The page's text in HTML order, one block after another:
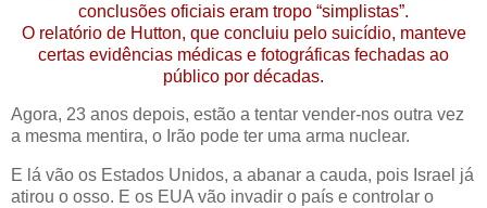
conclusões oficiais eram tropo “simplistas”.
O relatório de Hutton, que concluiu pelo suicídio, manteve
certas evidências médicas e fotográficas fechadas ao
público por décadas.
Agora, 23 anos depois, estão a tentar vender-nos outra vez
a mesma mentira, o Irão pode ter uma arma nuclear.
E lá vão os Estados Unidos, a abanar a cauda, pois Israel já
atirou o osso. E os EUA vão invadir o país e controlar o